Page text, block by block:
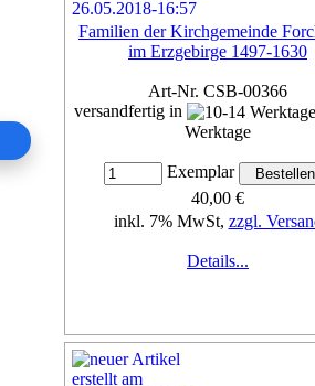
Familien der Kirchgemeinde
im Erzgebirge 1497-1630
Art-Nr. CSB-00366
versandfertig in
Werktage
Exemplar
40,00 €
inkl. 7% MwSt, zzgl.
Details...